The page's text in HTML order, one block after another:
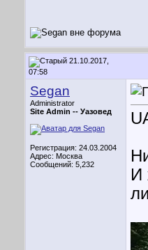
21.10.2017,
07:58
Segan
Administrator
Site Admin -- Уазовед
Регистрация: 24.03.2004
Адрес: Москва
Сообщений: 5,232
И